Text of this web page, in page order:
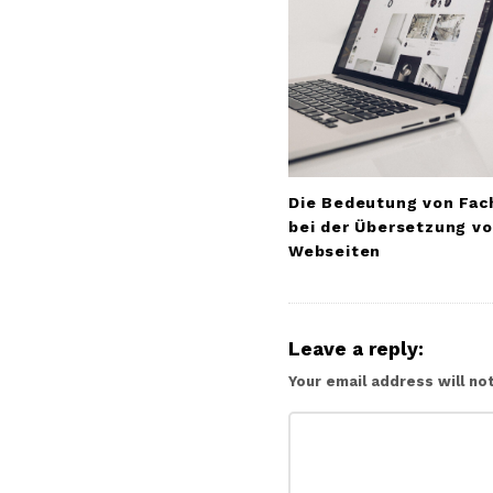
Die Bedeutung von
bei der Übersetzung
Webseiten
Leave a reply:
Your email address will